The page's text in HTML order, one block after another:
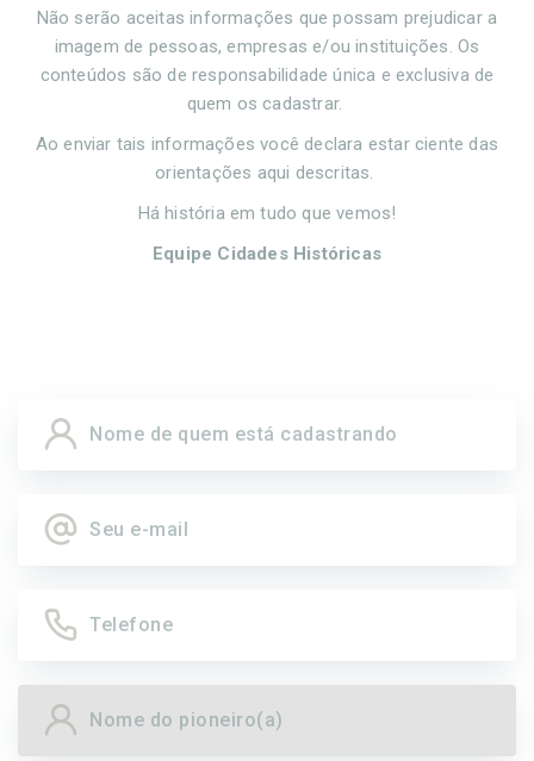
Não serão aceitas informações que possam prejudicar a
imagem de pessoas, empresas e/ou instituições. Os
conteúdos são de responsabilidade única e exclusiva de
quem os cadastrar.
Ao enviar tais informações você declara estar ciente das
orientações aqui descritas.
Há história em tudo que vemos!
Equipe Cidades Históricas